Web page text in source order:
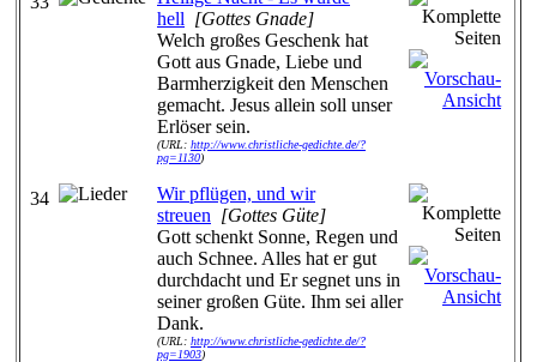
hell [Gottes Gnade]
Welch großes Geschenk hat
Gott aus Gnade, Liebe und
Barmherzigkeit den Menschen
gemacht. Jesus allein soll unser
Erlöser sein.
(URL: http://www.christliche-gedichte.de/?
pg=1130)
34
Wir pflügen, und wir
streuen [Gottes Güte]
Gott schenkt Sonne, Regen und
auch Schnee. Alles hat er gut
durchdacht und Er segnet uns in
seiner großen Güte. Ihm sei aller
Dank.
(URL: http://www.christliche-gedichte.de/?
pg=1903)